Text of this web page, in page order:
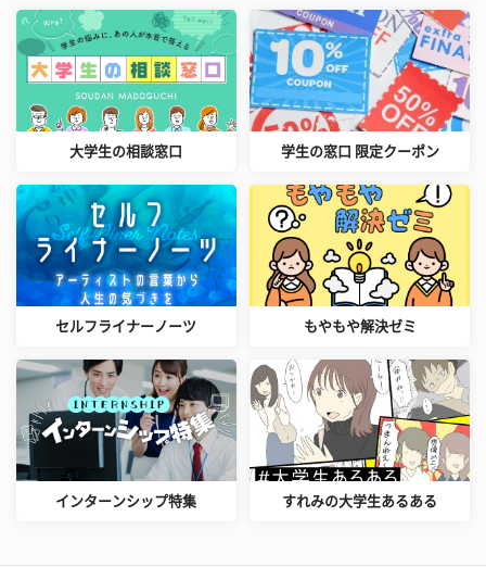
大学生の相談窓口 学生の窓口 限定クーポン
セルフライナーノーツ もやもや解決ゼミ
インターンシップ特集 すれみの大学生あるある